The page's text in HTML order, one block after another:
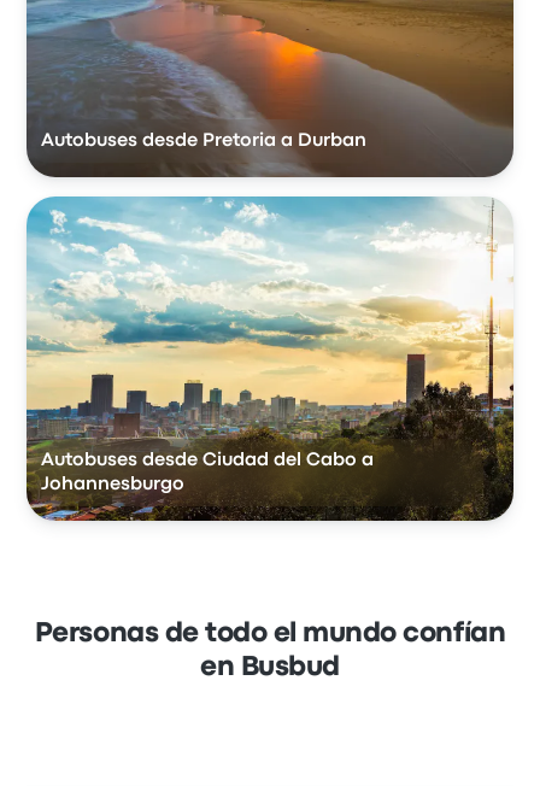
Autobuses desde Pretoria a Durban
Autobuses desde Ciudad del Cabo a
Johannesburgo
Personas de todo el mundo confían
en Busbud